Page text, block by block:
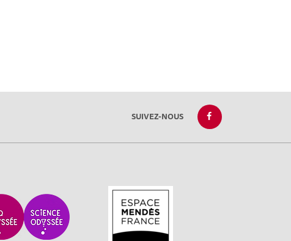
SUIVEZ-NOUS